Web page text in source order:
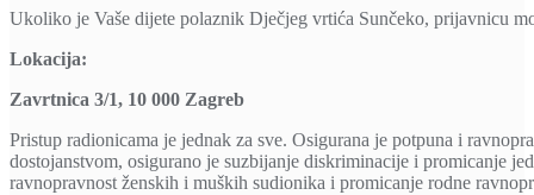
Ukoliko je Vaše dijete polaznik Dječjeg vrtića Sunčeko, prijavnicu
Lokacija:
Zavrtnica 3/1, 10 000 Zagreb
Pristup radionicama je jednak za sve. Osigurana je potpuna i
dostojanstvom, osigurano je suzbijanje diskriminacije i promicanje
ravnopravnost ženskih i muških sudionika i promicanje rodne